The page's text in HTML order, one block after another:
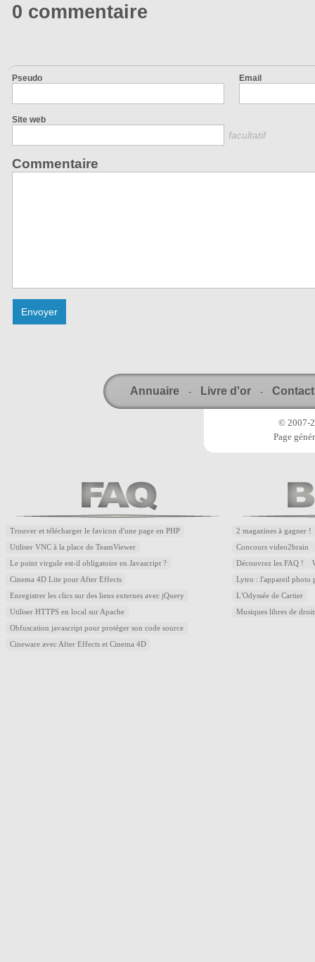
0 commentaire
Pseudo Email
Site web
facultatif
Commentaire
Annuaire - Livre d'or - Contact
© 2007-
Page
Trouver et télécharger le favicon d'une page en PHP
Utiliser VNC à la place de TeamViewer
Le point virgule est-il obligatoire en Javascript ?
Cinema 4D Lite pour After Effects
Enregistrer les clics sur des liens externes avec jQuery
Utiliser HTTPS en local sur Apache
Obfuscation javascript pour protéger son code source
Cineware avec After Effects et Cinema 4D
2 magazines à gagner !
Concours video2brain
Découvrez les FAQ !
Lytro : l'appareil photo
L'Odyssée de Cartier
Musiques libres de